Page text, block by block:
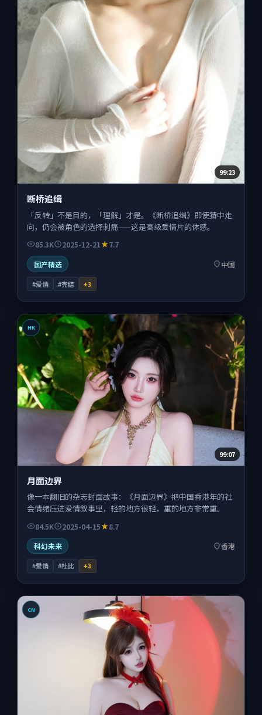
99:23
断桥追缉
「反转」不是目的，「理解」才是。《断桥追缉》即使猜中走
向，仍会被角色的选择刺痛——这是高级爱情片的体感。
85.3K 2025-12-21
7.7
国产精选
中国
#爱情 #完结 +3
HK
99:07
月面边界
像一本翻旧的杂志封面故事：《月面边界》把中国香港年的社
会情绪压进爱情叙事里，轻的地方很轻，重的地方非常重。
84.5K 2025-04-15
8.7
科幻未来
香港
#爱情 #杜比 +3
CN